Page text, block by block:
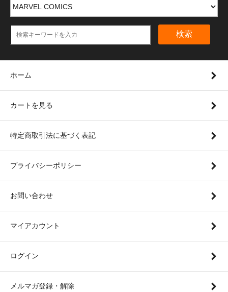
検索
ホーム
カートを見る
特定商取引法に基づく表記
プライバシーポリシー
お問い合わせ
マイアカウント
ログイン
メルマガ登録・解除